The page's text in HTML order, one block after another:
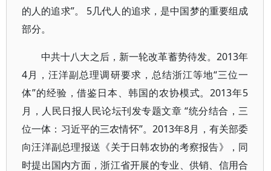
的人的追求”。 5几代人的追求，是中国梦的重要组成
部分。
中共十八大之后，新一轮改革蓄势待发。2013年
4月，汪洋副总理调研要求，总结浙江等地“三位一
体”的经验，借鉴日本、韩国的农协模式。2013年5
月，人民日报人民论坛刊发专题文章 “统分结合，三
位一体：习近平的三农情怀”。2013年8月，有关部委
向汪洋副总理报送《关于日韩农协的考察报告》，同
时提出国内方面，浙江省开展的专业、供销、信用合